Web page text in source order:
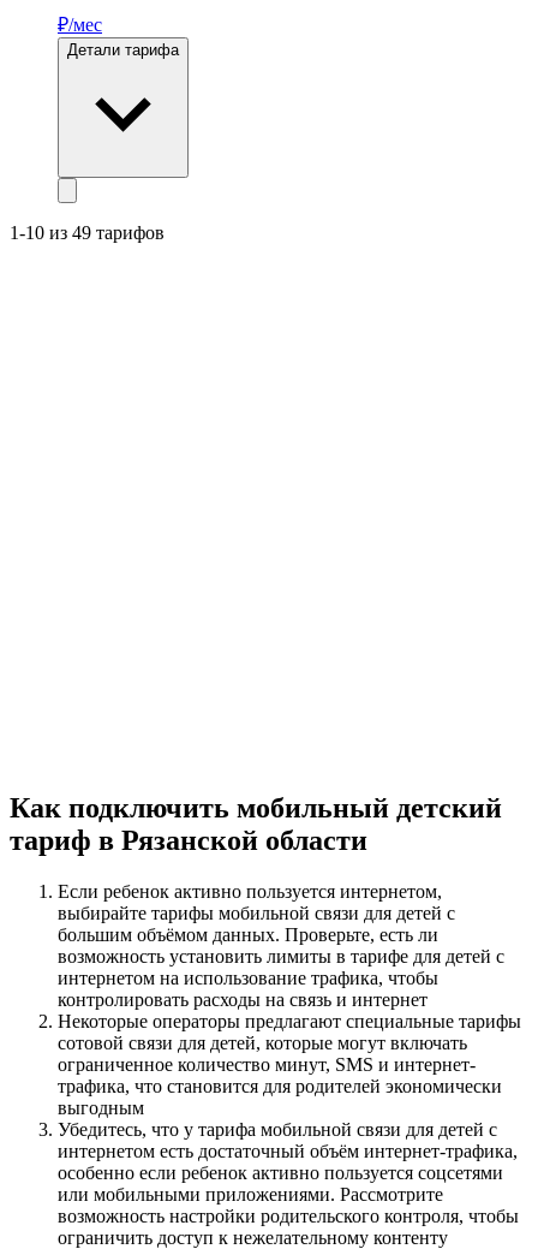
₽/мес
Детали тарифа
1-10 из 49 тарифов
Как подключить мобильный детский
тариф в Рязанской области
Если ребенок активно пользуется интернетом,
выбирайте тарифы мобильной связи для детей с
большим объёмом данных. Проверьте, есть ли
возможность установить лимиты в тарифе для детей с
интернетом на использование трафика, чтобы
контролировать расходы на связь и интернет
Некоторые операторы предлагают специальные тарифы
сотовой связи для детей, которые могут включать
ограниченное количество минут, SMS и интернет-
трафика, что становится для родителей экономически
выгодным
Убедитесь, что у тарифа мобильной связи для детей с
интернетом есть достаточный объём интернет-трафика,
особенно если ребенок активно пользуется соцсетями
или мобильными приложениями. Рассмотрите
возможность настройки родительского контроля, чтобы
ограничить доступ к нежелательному контенту